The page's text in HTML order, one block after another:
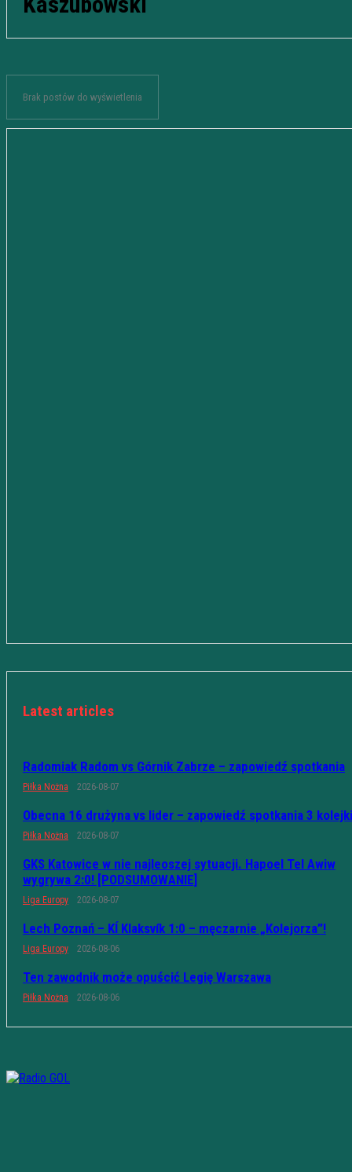
Brak postów do wyświetlenia
Latest articles
Radomiak Radom vs Górnik Zabrze – zapowiedź spotkania
Piłka Nożna 2026-08-07
Obecna 16 drużyna vs lider – zapowiedź spotkania 3 kolejki
Piłka Nożna 2026-08-07
GKS Katowice w nie najleoszej sytuacji. Hapoel Tel Awiw
wygrywa 2:0! [PODSUMOWANIE]
Liga Europy 2026-08-07
Lech Poznań – KÍ Klaksvík 1:0 – męczarnie „Kolejorza”!
Liga Europy 2026-08-06
Ten zawodnik może opuścić Legię Warszawa
Piłka Nożna 2026-08-06